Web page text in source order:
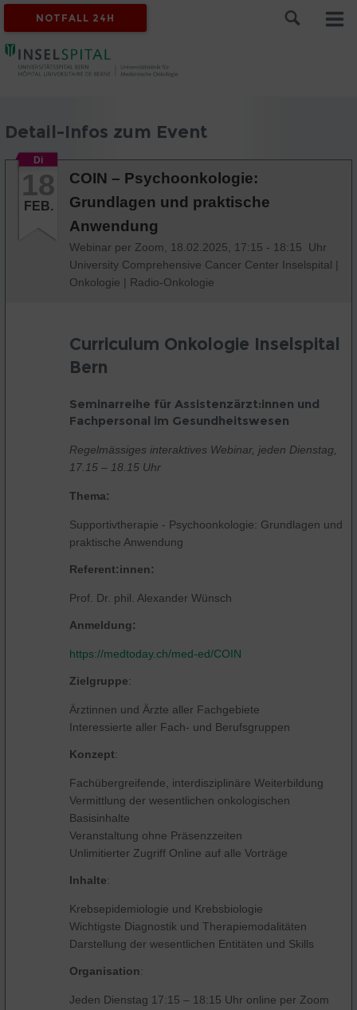
NOTFALL 24H
Detail-Infos zum Event
Di
18
FEB.
COIN – Psychoonkologie:
Grundlagen und praktische
Anwendung
Webinar per Zoom,
18.02.2025, 17:15 - 18:15 Uhr
University Comprehensive Cancer Center Inselspital |
Onkologie | Radio-Onkologie
Curriculum Onkologie Inselspital
Bern
Seminarreihe für Assistenzärzt:innen und
Fachpersonal im Gesundheitswesen
Regelmässiges interaktives Webinar, jeden Dienstag,
17.15 – 18.15 Uhr
Thema:
Supportivtherapie - Psychoonkologie: Grundlagen und
praktische Anwendung
Referent:innen:
Prof. Dr. phil. Alexander Wünsch
Anmeldung:
https://medtoday.ch/med-ed/COIN
Zielgruppe:
Ärztinnen und Ärzte aller Fachgebiete
Interessierte aller Fach- und Berufsgruppen
Konzept:
Fachübergreifende, interdisziplinäre Weiterbildung
Vermittlung der wesentlichen onkologischen
Basisinhalte
Veranstaltung ohne Präsenzzeiten
Unlimitierter Zugriff Online auf alle Vorträge
Inhalte:
Krebsepidemiologie und Krebsbiologie
Wichtigste Diagnostik und Therapiemodalitäten
Darstellung der wesentlichen Entitäten und Skills
Organisation:
Jeden Dienstag 17:15 – 18:15 Uhr online per Zoom